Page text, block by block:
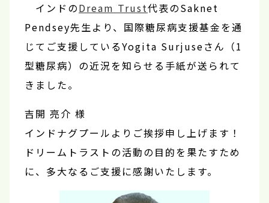
インドのDream Trust代表のSaknet
Pendsey先生より、国際糖尿病支援基金を通
じてご支援しているYogita Surjuseさん（1
型糖尿病）の近況を知らせる手紙が送られて
きました。
吉開 亮介 様
インドナグプールよりご挨拶申し上げます！
ドリームトラストの活動の目的を果たすため
に、多大なるご支援に感謝いたします。